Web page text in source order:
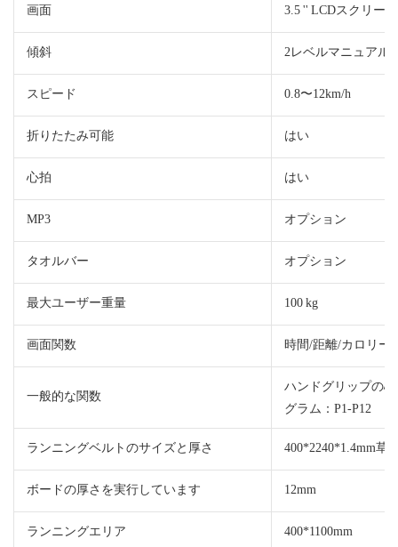
画面 3.5 '' LCDスクリー
傾斜 2レベルマニュアル
スピード 0.8〜12km/h
折りたたみ可能 はい
心拍 はい
MP3 オプション
タオルバー オプション
最大ユーザー重量 100 kg
画面関数 時間/距離/カロリー/
一般的な関数
ハンドグリップの
グラム：P1-P12
ランニングベルトのサイズと厚さ 400*2240*1.4mm草
ボードの厚さを実行しています 12mm
ランニングエリア 400*1100mm